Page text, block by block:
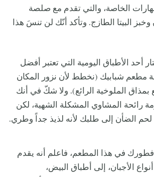
الخاصة، والتي تقدم مع صلصة
وخبز البيتا الطازج. وتأكد أنّك لن تنسَ هذا
أحد الأطباق اليومية التي تعتبر أفضل
مطعم شبابيك (نخطط لأن نزور المكان
بمذاق الملوخية الرائع). ولا شكّ في أنك
رائحة المشاوي المشكلة الشهية، لكن
الضأن إلى طلبك لأنه لذيذ جداً وطري.
فطورك في هذا المطعم، فاعلم أنه يقدم
الأجبان، إلى أطباق البيض،